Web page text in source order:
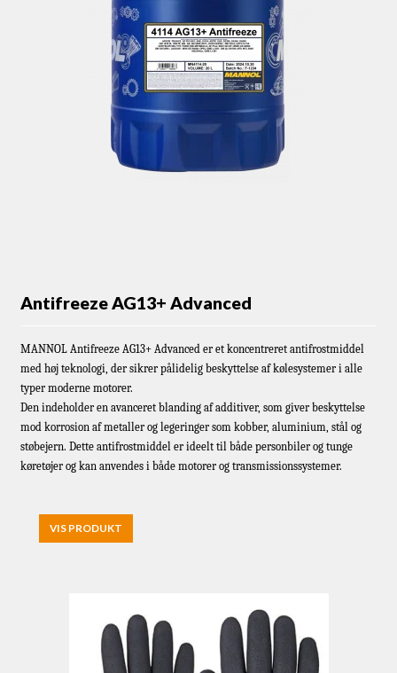
Antifreeze AG13+ Advanced
MANNOL Antifreeze AG13+ Advanced er et koncentreret antifrostmiddel
med høj teknologi, der sikrer pålidelig beskyttelse af kølesystemer i alle
typer moderne motorer.
Den indeholder en avanceret blanding af additiver, som giver beskyttelse
mod korrosion af metaller og legeringer som kobber, aluminium, stål og
støbejern. Dette antifrostmiddel er ideelt til både personbiler og tunge
køretøjer og kan anvendes i både motorer og transmissionssystemer.
VIS PRODUKT